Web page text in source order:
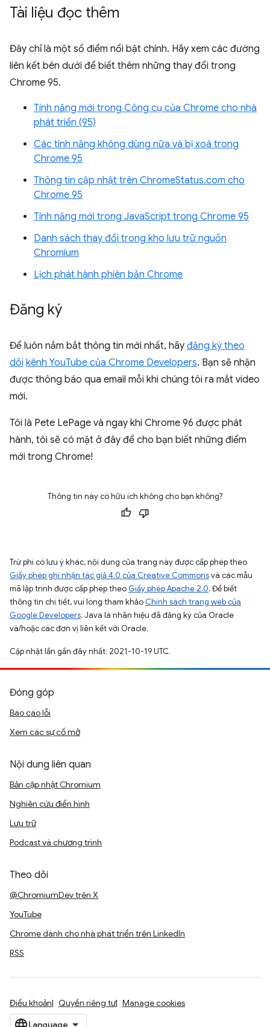
Tài liệu đọc thêm
Đây chỉ là một số điểm nổi bật chính. Hãy xem các đường
liên kết bên dưới để biết thêm những thay đổi trong
Chrome 95.
Tính năng mới trong Công cụ của Chrome cho nhà
phát triển (95)
Các tính năng không dùng nữa và bị xoá trong
Chrome 95
Thông tin cập nhật trên ChromeStatus.com cho
Chrome 95
Tính năng mới trong JavaScript trong Chrome 95
Danh sách thay đổi trong kho lưu trữ nguồn
Chromium
Lịch phát hành phiên bản Chrome
Đăng ký
Để luôn nắm bắt thông tin mới nhất, hãy đăng ký theo
dõi kênh YouTube của Chrome Developers. Bạn sẽ nhận
được thông báo qua email mỗi khi chúng tôi ra mắt video
mới.
Tôi là Pete LePage và ngay khi Chrome 96 được phát
hành, tôi sẽ có mặt ở đây để cho bạn biết những điểm
mới trong Chrome!
Thông tin này có hữu ích không cho bạn không?
Trừ phi có lưu ý khác, nội dung của trang này được cấp phép theo
Giấy phép ghi nhận tác giả 4.0 của Creative Commonsvà các mẫu
mã lập trình được cấp phép theo Giấy phép Apache 2.0. Để biết
thông tin chi tiết, vui lòng tham khảo Chính sách trang web của
Google Developers. Java là nhãn hiệu đã đăng ký của Oracle
và/hoặc các đơn vị liên kết với Oracle.
Cập nhật lần gần đây nhất: 2021-10-19 UTC.
Đóng góp
Báo cáo lỗi
Xem các sự cố mở
Nội dung liên quan
Bản cập nhật Chromium
Nghiên cứu điển hình
Lưu trữ
Podcast và chương trình
Theo dõi
@ChromiumDev trên X
YouTube
Chrome dành cho nhà phát triển trên LinkedIn
RSS
Điều khoản Quyền riêng tư Manage cookies